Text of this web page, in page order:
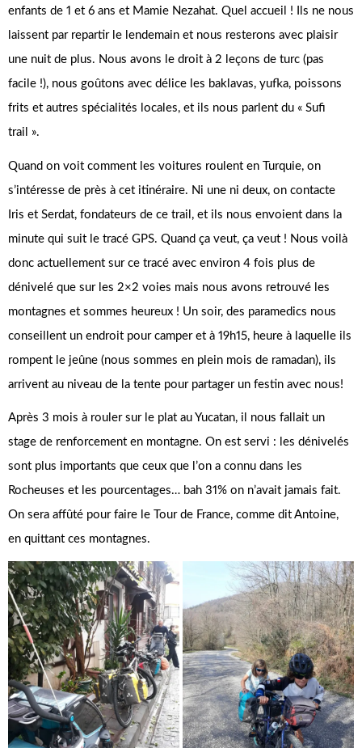
enfants de 1 et 6 ans et Mamie Nezahat. Quel accueil ! Ils ne nous
laissent par repartir le lendemain et nous resterons avec plaisir
une nuit de plus. Nous avons le droit à 2 leçons de turc (pas
facile !), nous goûtons avec délice les baklavas, yufka, poissons
frits et autres spécialités locales, et ils nous parlent du « Sufi
trail ».
Quand on voit comment les voitures roulent en Turquie, on
s’intéresse de près à cet itinéraire. Ni une ni deux, on contacte
Iris et Serdat, fondateurs de ce trail, et ils nous envoient dans la
minute qui suit le tracé GPS. Quand ça veut, ça veut ! Nous voilà
donc actuellement sur ce tracé avec environ 4 fois plus de
dénivelé que sur les 2×2 voies mais nous avons retrouvé les
montagnes et sommes heureux ! Un soir, des paramedics nous
conseillent un endroit pour camper et à 19h15, heure à laquelle ils
rompent le jeûne (nous sommes en plein mois de ramadan), ils
arrivent au niveau de la tente pour partager un festin avec nous!
Après 3 mois à rouler sur le plat au Yucatan, il nous fallait un
stage de renforcement en montagne. On est servi : les dénivelés
sont plus importants que ceux que l’on a connu dans les
Rocheuses et les pourcentages… bah 31% on n’avait jamais fait.
On sera affûté pour faire le Tour de France, comme dit Antoine,
en quittant ces montagnes.